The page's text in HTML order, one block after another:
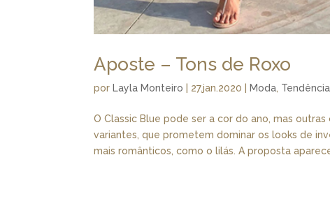
Aposte – Tons de Roxo
porLayla Monteiro | 27.jan.2020 |Moda, Tendência
O Classic Blue pode ser a cor do ano, mas
variantes, que prometem dominar os looks de
mais românticos, como o lilás. A proposta